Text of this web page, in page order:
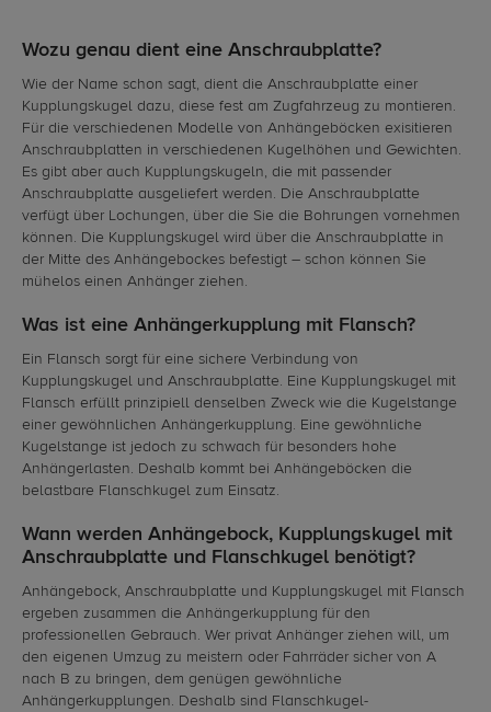
Wozu genau dient eine Anschraubplatte?
Wie der Name schon sagt, dient die Anschraubplatte einer
Kupplungskugel dazu, diese fest am Zugfahrzeug zu montieren.
Für die verschiedenen Modelle von Anhängeböcken exisitieren
Anschraubplatten in verschiedenen Kugelhöhen und Gewichten.
Es gibt aber auch Kupplungskugeln, die mit passender
Anschraubplatte ausgeliefert werden. Die Anschraubplatte
verfügt über Lochungen, über die Sie die Bohrungen vornehmen
können. Die Kupplungskugel wird über die Anschraubplatte in
der Mitte des Anhängebockes befestigt – schon können Sie
mühelos einen Anhänger ziehen.
Was ist eine Anhängerkupplung mit Flansch?
Ein Flansch sorgt für eine sichere Verbindung von
Kupplungskugel und Anschraubplatte. Eine Kupplungskugel mit
Flansch erfüllt prinzipiell denselben Zweck wie die Kugelstange
einer gewöhnlichen Anhängerkupplung. Eine gewöhnliche
Kugelstange ist jedoch zu schwach für besonders hohe
Anhängerlasten. Deshalb kommt bei Anhängeböcken die
belastbare Flanschkugel zum Einsatz.
Wann werden Anhängebock, Kupplungskugel mit
Anschraubplatte und Flanschkugel benötigt?
Anhängebock, Anschraubplatte und Kupplungskugel mit Flansch
ergeben zusammen die Anhängerkupplung für den
professionellen Gebrauch. Wer privat Anhänger ziehen will, um
den eigenen Umzug zu meistern oder Fahrräder sicher von A
nach B zu bringen, dem genügen gewöhnliche
Anhängerkupplungen. Deshalb sind Flanschkugel-